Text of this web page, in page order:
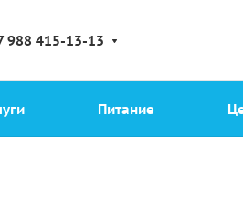
988 415-13-13
Питание